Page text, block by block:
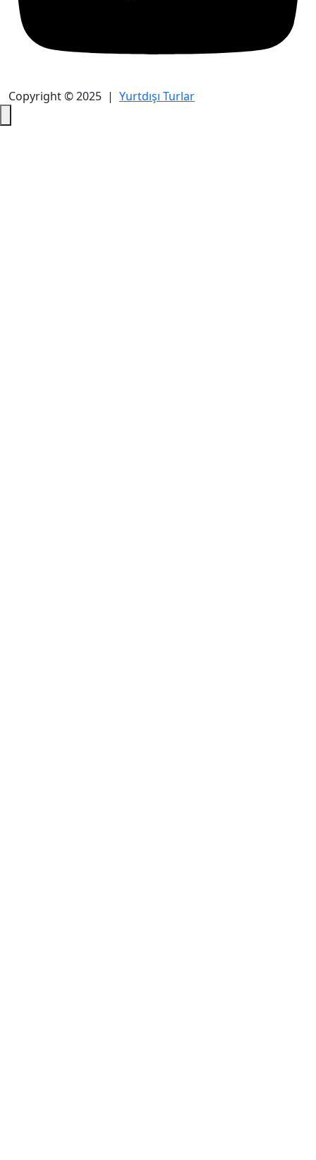
Copyright © 2025 | Yurtdışı Turlar